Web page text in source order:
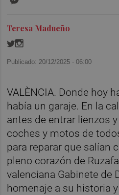
Teresa Madueño
Publicado: 20/12/2025 ·06:00
VALÈNCIA. Donde hoy
había un garaje. En la
antes de entrar lienzos
coches y motos de
para reparar que salían
pleno corazón de
valenciana Gabinete de
homenaje a su historia